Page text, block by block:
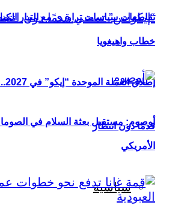
قدمًا دون انتظار
سياسية
تقاطعات سياسات تراوري مع التيار
خطاب واهيغويا
أوصوم: مستقبل بعثة السلام في
الأمريكي